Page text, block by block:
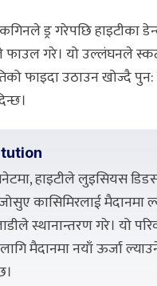
ड्र गरेपछि हाइटीका
फाउल गरे। यो उल्लंघनले
फाइदा उठाउन खोज्दै
हाइटीले लुइसियस
कासिमिरलाई मैदानमा
स्थानान्तरण गरे। यो
मैदानमा नयाँ ऊर्जा